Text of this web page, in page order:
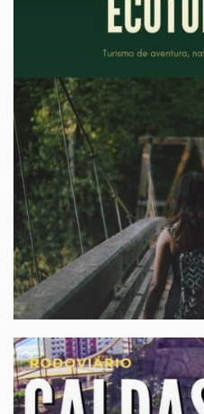
Os melhores destinos para o
sob-consulta
ECOTURISMO
Turismo de aventura
Chapada dos Guimarães,